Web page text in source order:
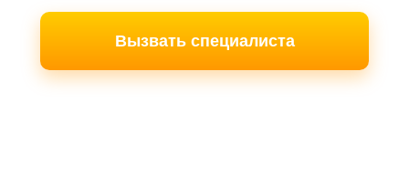
Вызвать специалиста